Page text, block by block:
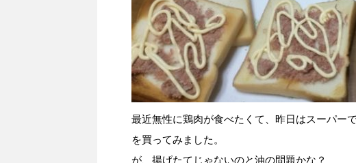
最近無性に鶏肉が食べたくて、昨日はスーパー
を買ってみました。
が、揚げたてじゃないのと油の問題かな？